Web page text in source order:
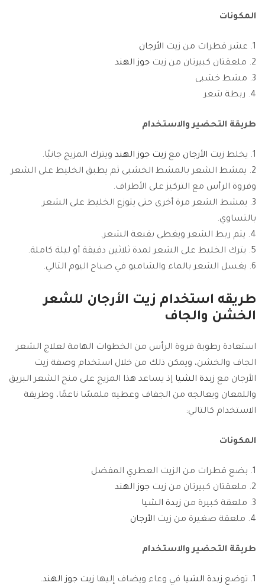
المكونات
عشر قطرات من زيت الأرجان
ملعقتان كبيرتان من زيت جوز الهند
مشط خشبى
ربطة شعر
طريقة التحضير والاستخدام
يخلط زيت الأرجان مع زيت جوز الهند ويترك المزيج جانبًا.
يمشط الشعر بالمشط الخشبى ثم يطبق الخليط على الشعر
وفروة الرأس مع التركيز على الأطراف.
يمشط الشعر مرة أخرى حتى يتوزع الخليط على الشعر
بالتساوي.
يتم ربط الشعر ويغطى بقبعة الشعر.
يترك الخليط على الشعر لمدة ثلاثين دقيقة أو ليلة كاملة.
يغسل الشعر بالماء والشامبو في صباح اليوم التالي.
طريقه استخدام زيت الأرجان للشعر
الخشن والجاف
استعادة رطوبة فروة الرأس من الخطوات الهامة لعلاج الشعر
الجاف والخشن، ويمكن ذلك من خلال استخدام وصفة زيت
الأرجان مع زبدة الشيا إذ يساعد هذا المزيج على منح الشعر البريق
واللمعان ويعالجه من الجفاف وعطيه ملمسًا ناعمًا، وطريقة
الاستخدام كالتالي:
المكونات
بضع قطرات من الزيت العطري المفضل
ملعقتان كبيرتان من زيت جوز الهند
ملعقة كبيرة من زبدة الشيا
ملعقة صغيرة من زيت الأرجان
طريقة التحضير والاستخدام
توضع زبدة الشيا في وعاء ويضاف إليها زيت جوز الهند.